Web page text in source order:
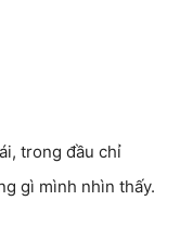
trong đầu chỉ
gì mình nhìn thấy.